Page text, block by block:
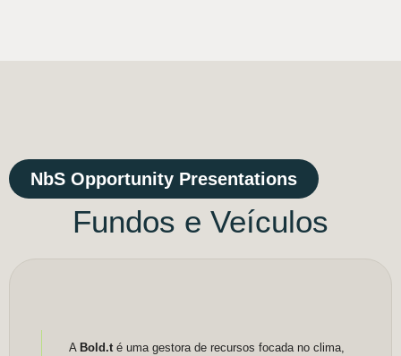
NbS Opportunity Presentations
Fundos e Veículos
A Bold.t é uma gestora de recursos focada no clima,